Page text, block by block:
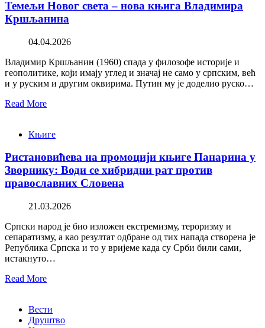
Темељи Новог света – нова књига Владимира
Кршљанина
04.04.2026
Владимир Кршљанин (1960) спада у филозофе историје и
геополитике, који имају углед и значај не само у српским, већ
и у руским и другим оквирима. Путин му је доделио руско…
Read More
Књиге
Ристановићева на промоцији књиге Панарина у
Зворнику: Води се хибридни рат против
православних Словена
21.03.2026
Српски народ је био изложен екстремизму, тероризму и
сепаратизму, а као резултат одбране од тих напада створена је
Република Српска и то у вријеме када су Срби били сами,
истакнуто…
Read More
Вести
Друштво